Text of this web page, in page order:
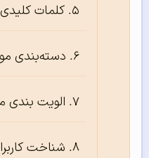
کلمات کلیدی
دسته‌بندی
الویت بندی
شناخت